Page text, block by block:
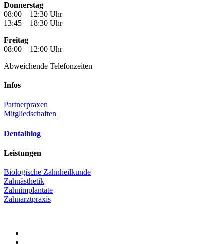
Donnerstag
08:00 – 12:30 Uhr
13:45 – 18:30 Uhr
Freitag
08:00 – 12:00 Uhr
Abweichende Telefonzeiten
Infos
Partnerpraxen
Mitgliedschaften
Dentalblog
Leistungen
Biologische Zahnheilkunde
Zahnästhetik
Zahnimplantate
Zahnarztpraxis